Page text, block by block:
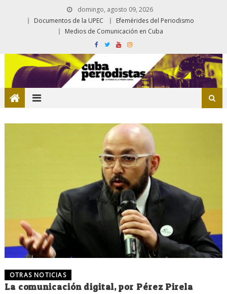
domingo, agosto 09, 2026
Documentos de la UPEC
Efemérides del Periodismo
Medios de Comunicación en Cuba
OTRAS NOTICIAS
La comunicación digital, por Pérez Pirela